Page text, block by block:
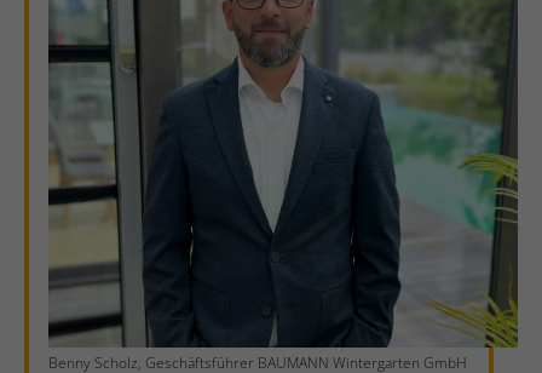
Benny Scholz, Geschäftsführer BAUMANN Wintergarten GmbH